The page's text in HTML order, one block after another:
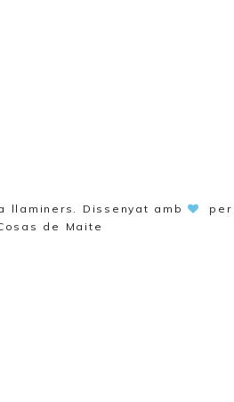
llaminers . Dissenyat amb
per
de Maite